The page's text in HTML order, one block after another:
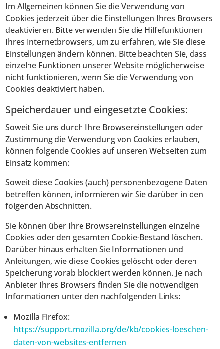
Im Allgemeinen können Sie die Verwendung von
Cookies jederzeit über die Einstellungen Ihres Browsers
deaktivieren. Bitte verwenden Sie die Hilfefunktionen
Ihres Internetbrowsers, um zu erfahren, wie Sie diese
Einstellungen ändern können. Bitte beachten Sie, dass
einzelne Funktionen unserer Website möglicherweise
nicht funktionieren, wenn Sie die Verwendung von
Cookies deaktiviert haben.
Speicherdauer und eingesetzte Cookies:
Soweit Sie uns durch Ihre Browsereinstellungen oder
Zustimmung die Verwendung von Cookies erlauben,
können folgende Cookies auf unseren Webseiten zum
Einsatz kommen:
Soweit diese Cookies (auch) personenbezogene Daten
betreffen können, informieren wir Sie darüber in den
folgenden Abschnitten.
Sie können über Ihre Browsereinstellungen einzelne
Cookies oder den gesamten Cookie-Bestand löschen.
Darüber hinaus erhalten Sie Informationen und
Anleitungen, wie diese Cookies gelöscht oder deren
Speicherung vorab blockiert werden können. Je nach
Anbieter Ihres Browsers finden Sie die notwendigen
Informationen unter den nachfolgenden Links:
Mozilla Firefox:
https://support.mozilla.org/de/kb/cookies-loeschen-
daten-von-websites-entfernen